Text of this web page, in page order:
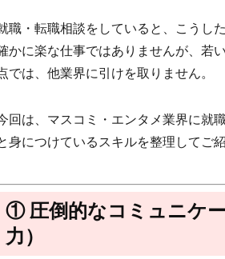
職・転職相談をしていると、こうし
かに楽な仕事ではありませんが、 若
では、他業界に引けを取りません。
回は、マスコミ・エンタメ業界に就
身につけているスキルを整理してご
① 圧倒的なコミュニケ
力）